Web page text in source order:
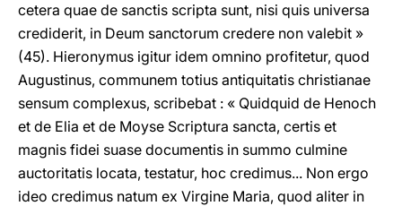
cetera quae de sanctis scripta sunt, nisi quis universa
crediderit, in Deum sanctorum credere non valebit »
(45). Hieronymus igitur idem omnino profitetur, quod
Augustinus, communem totius antiquitatis christianae
sensum complexus, scribebat : « Quidquid de Henoch
et de Elia et de Moyse Scriptura sancta, certis et
magnis fidei suase documentis in summo culmine
auctoritatis locata, testatur, hoc credimus... Non ergo
ideo credimus natum ex Virgine Maria, quod aliter in